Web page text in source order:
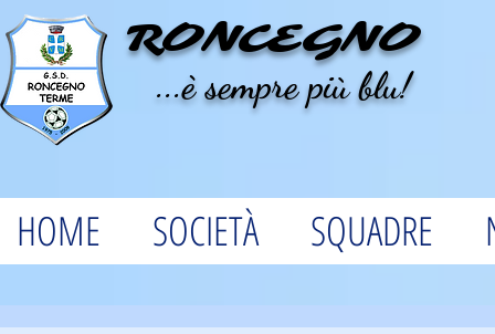
RONCEGNO
...è sempre più blu!
HOME SOCIETÀ SQUADRE